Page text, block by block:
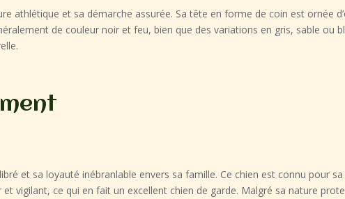
athlétique et sa démarche assurée. Sa tête en forme de coin est ornée
de couleur noir et feu, bien que des variations en gris, sable ou
et sa loyauté inébranlable envers sa famille. Ce chien est connu pour
vigilant, ce qui en fait un excellent chien de garde. Malgré sa nature